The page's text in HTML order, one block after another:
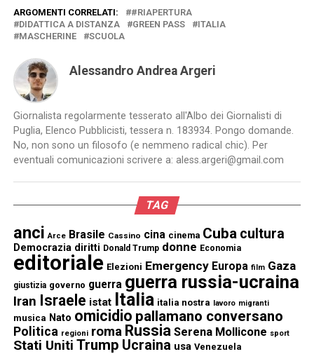
ARGOMENTI CORRELATI:
#RIAPERTURA
DIDATTICA A DISTANZA
GREEN PASS
ITALIA
MASCHERINE
SCUOLA
Alessandro Andrea Argeri
Giornalista regolarmente tesserato all'Albo dei Giornalisti di
Puglia, Elenco Pubblicisti, tessera n. 183934. Pongo domande.
No, non sono un filosofo (e nemmeno radical chic). Per
eventuali comunicazioni scrivere a: aless.argeri@gmail.com
TAG
anci Arce Brasile Cassino cina cinema Cuba cultura
Democrazia diritti Donald Trump donne Economia
editoriale Elezioni Emergency Europa film Gaza
giustizia governo guerra guerra russia-ucraina
Iran Israele istat Italia italia nostra lavoro migranti
musica Nato omicidio pallamano conversano
Politica regioni roma Russia Serena Mollicone sport
Stati Uniti Trump Ucraina usa Venezuela